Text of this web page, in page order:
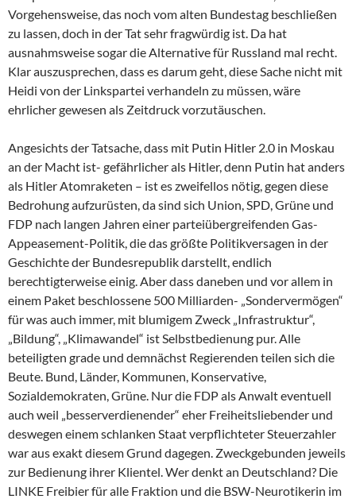
Vorgehensweise, das noch vom alten Bundestag beschließen
zu lassen, doch in der Tat sehr fragwürdig ist. Da hat
ausnahmsweise sogar die Alternative für Russland mal recht.
Klar auszusprechen, dass es darum geht, diese Sache nicht mit
Heidi von der Linkspartei verhandeln zu müssen, wäre
ehrlicher gewesen als Zeitdruck vorzutäuschen.
Angesichts der Tatsache, dass mit Putin Hitler 2.0 in Moskau
an der Macht ist- gefährlicher als Hitler, denn Putin hat anders
als Hitler Atomraketen – ist es zweifellos nötig, gegen diese
Bedrohung aufzurüsten, da sind sich Union, SPD, Grüne und
FDP nach langen Jahren einer parteiübergreifenden Gas-
Appeasement-Politik, die das größte Politikversagen in der
Geschichte der Bundesrepublik darstellt, endlich
berechtigterweise einig. Aber dass daneben und vor allem in
einem Paket beschlossene 500 Milliarden- „Sondervermögen“
für was auch immer, mit blumigem Zweck „Infrastruktur“,
„Bildung“, „Klimawandel“ ist Selbstbedienung pur. Alle
beteiligten grade und demnächst Regierenden teilen sich die
Beute. Bund, Länder, Kommunen, Konservative,
Sozialdemokraten, Grüne. Nur die FDP als Anwalt eventuell
auch weil „besserverdienender“ eher Freiheitsliebender und
deswegen einem schlanken Staat verpflichteter Steuerzahler
war aus exakt diesem Grund dagegen. Zweckgebunden jeweils
zur Bedienung ihrer Klientel. Wer denkt an Deutschland? Die
LINKE Freibier für alle Fraktion und die BSW-Neurotikerin im